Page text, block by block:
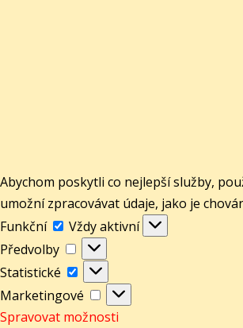
Abychom poskytli co nejlepší služby,
umožní zpracovávat údaje, jako je
Funkční
Funkční
Vždy aktivní
Předvolby
Předvolby
Statistické
Statistické
Marketingové
Marketingové
Spravovat možnosti